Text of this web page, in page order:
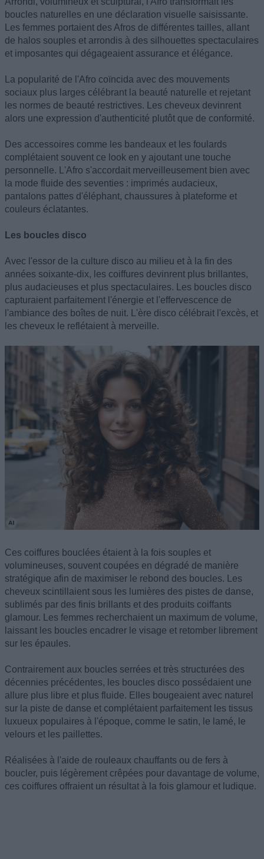
boucles naturelles en une déclaration visuelle saisissante.
Les femmes portaient des Afros de différentes tailles, allant
de halos souples et arrondis à des silhouettes spectaculaires
et imposantes qui dégageaient assurance et élégance.
La popularité de l'Afro coïncida avec des mouvements
sociaux plus larges célébrant la beauté naturelle et rejetant
les normes de beauté restrictives. Les cheveux devinrent
alors une expression d'authenticité plutôt que de conformité.
Des accessoires comme les bandeaux et les foulards
complétaient souvent ce look en y ajoutant une touche
personnelle. L'Afro s'accordait merveilleusement bien avec
la mode fluide des seventies : imprimés audacieux,
pantalons pattes d'éléphant, chaussures à plateforme et
couleurs éclatantes.
Les boucles disco
Avec l'essor de la culture disco au milieu et à la fin des
années soixante-dix, les coiffures devinrent plus brillantes,
plus audacieuses et plus spectaculaires. Les boucles disco
capturaient parfaitement l'énergie et l'effervescence de
l'ambiance des boîtes de nuit. L'ère disco célébrait l'excès, et
les cheveux le reflétaient à merveille.
Ces coiffures bouclées étaient à la fois souples et
volumineuses, souvent coupées en dégradé de manière
stratégique afin de maximiser le rebond des boucles. Les
cheveux scintillaient sous les lumières des pistes de danse,
sublimés par des finis brillants et des produits coiffants
glamour. Les femmes recherchaient un maximum de volume,
laissant les boucles encadrer le visage et retomber librement
sur les épaules.
Contrairement aux boucles serrées et très structurées des
décennies précédentes, les boucles disco possédaient une
allure plus libre et plus fluide. Elles bougeaient avec naturel
sur la piste de danse et complétaient parfaitement les tissus
luxueux populaires à l'époque, comme le satin, le lamé, le
velours et les paillettes.
Réalisées à l'aide de rouleaux chauffants ou de fers à
boucler, puis légèrement crêpées pour davantage de volume,
ces coiffures offraient un résultat à la fois glamour et ludique.